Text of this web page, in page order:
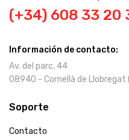
(+34) 608 33 20
Información de contacto:
Av. del parc, 44
08940 - Cornellà de Llobregat
Soporte
Contacto